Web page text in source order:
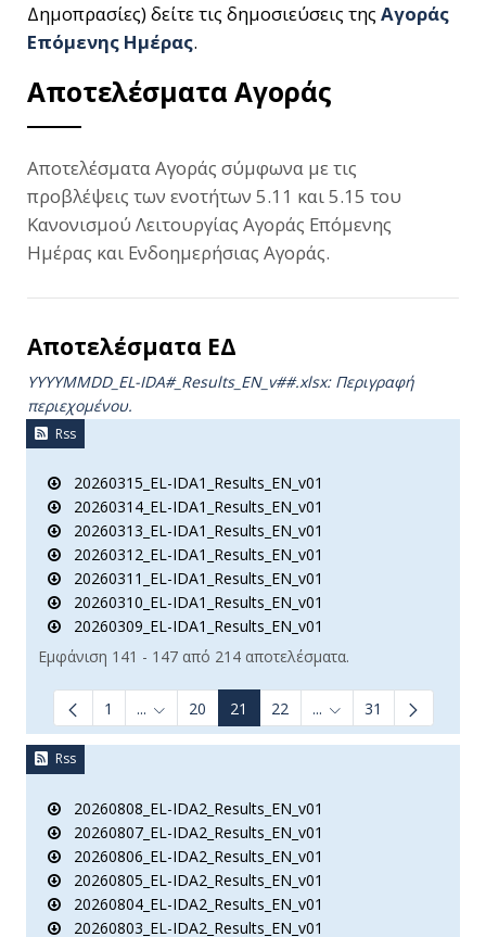
Δημοπρασίες) δείτε τις δημοσιεύσεις της Αγοράς
Επόμενης Ημέρας.
Αποτελέσματα Αγοράς
Αποτελέσματα Αγοράς σύμφωνα με τις
προβλέψεις των ενοτήτων 5.11 και 5.15 του
Κανονισμού Λειτουργίας Αγοράς Επόμενης
Ημέρας και Ενδοημερήσιας Αγοράς.
Αποτελέσματα ΕΔ
YYYYMMDD_EL-IDA#_Results_ΕΝ_v##.xlsx: Περιγραφή
περιεχομένου.
Rss
20260315_EL-IDA1_Results_EN_v01
20260314_EL-IDA1_Results_EN_v01
20260313_EL-IDA1_Results_EN_v01
20260312_EL-IDA1_Results_EN_v01
20260311_EL-IDA1_Results_EN_v01
20260310_EL-IDA1_Results_EN_v01
20260309_EL-IDA1_Results_EN_v01
Εμφάνιση 141 - 147 από 214 αποτελέσματα.
1 ... Ενδιάμεσες σελίδες Use TAB to navigate.
20 21 22 ... Ενδιάμεσες σελίδες
31
Rss
20260808_EL-IDA2_Results_EN_v01
20260807_EL-IDA2_Results_EN_v01
20260806_EL-IDA2_Results_EN_v01
20260805_EL-IDA2_Results_EN_v01
20260804_EL-IDA2_Results_EN_v01
20260803_EL-IDA2_Results_EN_v01